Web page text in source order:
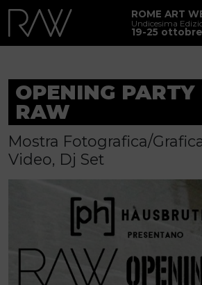
ROME ART
Undicesima
19-25
OPENING PARTY
RAW
Mostra Fotografica/
Video, Dj Set